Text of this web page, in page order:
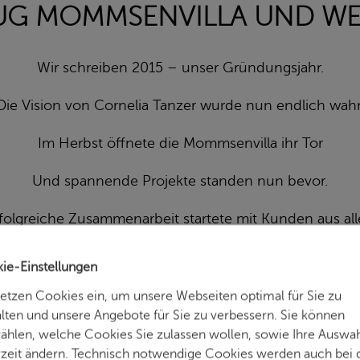
MOMMSENVILLA UND
Wir schreiben 2015 – unser Gründungsjahr.
Vision von Cornelia Tanzer wurde nun endlich
Im Herbst öffnete die Mommsenvilla ihr Tor
Und spannende Projekte standen nun bevor.
Zusammenarbeit startete mit Kunden aus
sind begeistert, dass diese oft noch bis heute
2019 – vier Jahre nach unserem erfolgreichen
Einstellungen
Cookies ein, um unsere Webseiten optimal für Sie zu
und unsere Angebote für Sie zu verbessern. Sie können
welche Cookies Sie zulassen wollen, sowie Ihre
ändern. Technisch notwendige Cookies werden auch bei